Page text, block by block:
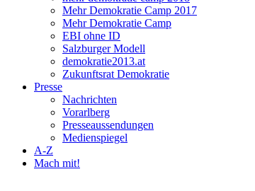
Mehr Demokratie Camp 2017
Mehr Demokratie Camp
EBI ohne ID
Salzburger Modell
demokratie2013.at
Zukunftsrat Demokratie
Presse
Nachrichten
Vorarlberg
Presseaussendungen
Medienspiegel
A-Z
Mach mit!